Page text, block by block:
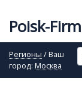
Poisk-
Регионы / Ваш
город: Москва